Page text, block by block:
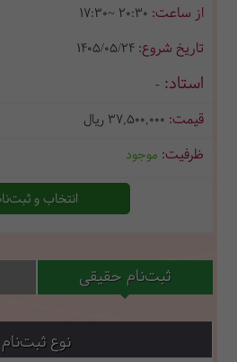
17:30~ 20:30
1405/05/24
-
37,500,000 ریال
موجود
انتخاب و
ثبت‌نام حقیقی
نوع ثبت‌نام